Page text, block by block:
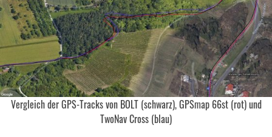
Vergleich der GPS-Tracks von BOLT (schwarz), GPSmap 66st (rot) und
TwoNav Cross (blau)